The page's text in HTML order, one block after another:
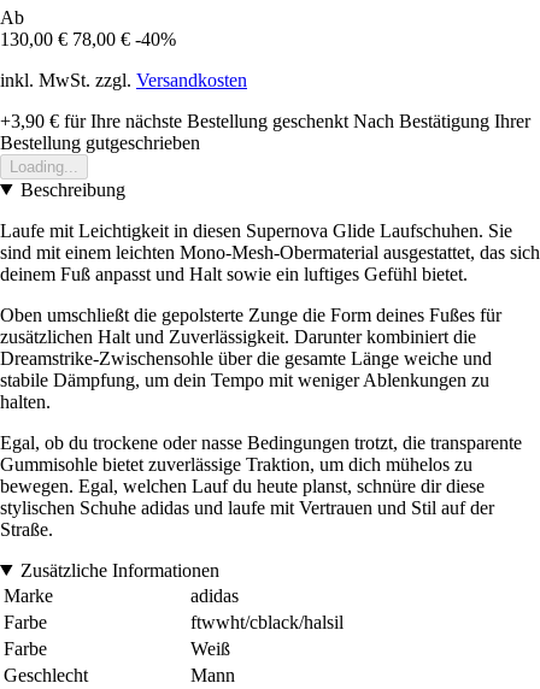
Ab
130,00 € 78,00 € -40%
inkl. MwSt. zzgl. Versandkosten
+3,90 € für Ihre nächste Bestellung geschenkt Nach Bestätigung Ihrer
Bestellung gutgeschrieben
Loading...
Beschreibung
Laufe mit Leichtigkeit in diesen Supernova Glide Laufschuhen. Sie
sind mit einem leichten Mono-Mesh-Obermaterial ausgestattet, das sich
deinem Fuß anpasst und Halt sowie ein luftiges Gefühl bietet.
Oben umschließt die gepolsterte Zunge die Form deines Fußes für
zusätzlichen Halt und Zuverlässigkeit. Darunter kombiniert die
Dreamstrike-Zwischensohle über die gesamte Länge weiche und
stabile Dämpfung, um dein Tempo mit weniger Ablenkungen zu
halten.
Egal, ob du trockene oder nasse Bedingungen trotzt, die transparente
Gummisohle bietet zuverlässige Traktion, um dich mühelos zu
bewegen. Egal, welchen Lauf du heute planst, schnüre dir diese
stylischen Schuhe adidas und laufe mit Vertrauen und Stil auf der
Straße.
Zusätzliche Informationen
Marke
adidas
Farbe
ftwwht/cblack/halsil
Farbe
Weiß
Geschlecht
Mann